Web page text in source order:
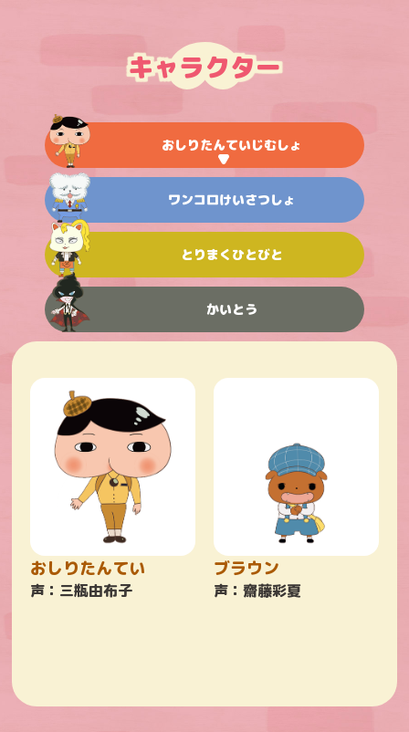
キャラクター
おしりたんていじむしょ
ワンコロけいさつしょ
とりまくひとびと
かいとう
おしりたんてい
声：三瓶由布子
ブラウン
声：齋藤彩夏